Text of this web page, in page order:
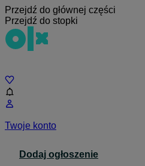
Przejdź do głównej części
Przejdź do stopki
Twoje konto
Dodaj ogłoszenie